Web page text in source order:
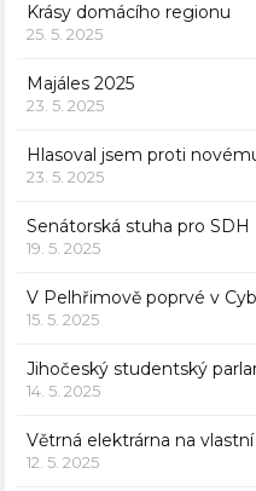
Krásy domácího regionu
25. 5. 2025
Majáles 2025
23. 5. 2025
Hlasoval jsem proti
23. 5. 2025
Senátorská stuha pro SDH
19. 5. 2025
V Pelhřimově poprvé v
15. 5. 2025
Jihočeský studentský
14. 5. 2025
Větrná elektrárna na
12. 5. 2025